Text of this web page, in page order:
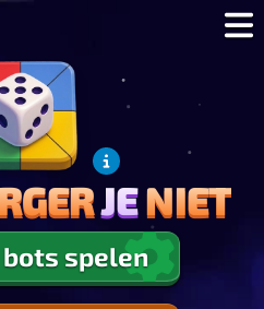
JENIET
JENIET
bots spelen